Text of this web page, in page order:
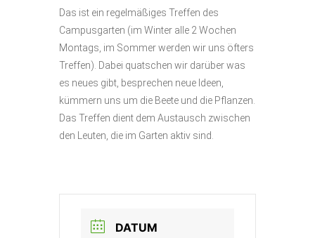
Das ist ein regelmäßiges Treffen des
Campusgarten (im Winter alle 2 Wochen
Montags, im Sommer werden wir uns öfters
Treffen). Dabei quatschen wir darüber was
es neues gibt, besprechen neue Ideen,
kümmern uns um die Beete und die Pflanzen.
Das Treffen dient dem Austausch zwischen
den Leuten, die im Garten aktiv sind.
DATUM